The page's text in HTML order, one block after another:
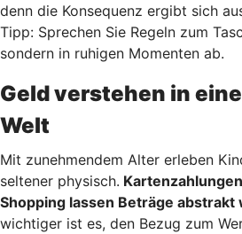
denn die Konsequenz ergibt sich
Tipp: Sprechen Sie Regeln zum
sondern in ruhigen Momenten ab.
Geld verstehen in
Welt
Mit zunehmendem Alter erleben
seltener physisch.
Shopping lassen Beträge abstrakt
wichtiger ist es, den Bezug zum